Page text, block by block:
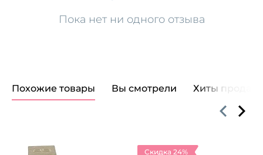
Пока нет ни одного отзыва
Похожие товары Вы смотрели Хиты продаж
Скидка 24%